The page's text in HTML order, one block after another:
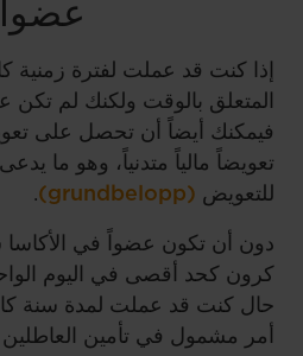
إذا كنت قد عملت لفترة زمنية
المتعلق بالوقت ولكنك لم تكن
فيمكنك أيضاً أن تحصل على
تعويضاً مالياً متدنياً، وهو ما
للتعويض (grundbelopp)
.
كرون كحد أقصى في اليوم
حال كنت قد عملت لمدة سنة
أمر مشمول في تأمين